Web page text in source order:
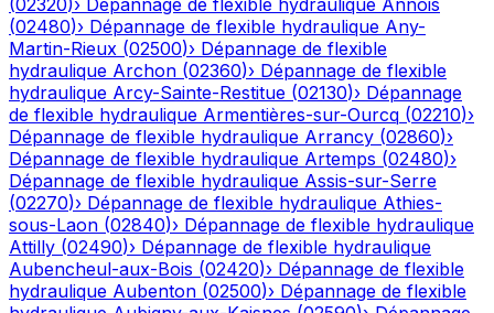
(02320)› Dépannage de flexible hydraulique Annois
(02480)› Dépannage de flexible hydraulique Any-
Martin-Rieux (02500)› Dépannage de flexible
hydraulique Archon (02360)› Dépannage de flexible
hydraulique Arcy-Sainte-Restitue (02130)› Dépannage
de flexible hydraulique Armentières-sur-Ourcq (02210)›
Dépannage de flexible hydraulique Arrancy (02860)›
Dépannage de flexible hydraulique Artemps (02480)›
Dépannage de flexible hydraulique Assis-sur-Serre
(02270)› Dépannage de flexible hydraulique Athies-
sous-Laon (02840)› Dépannage de flexible hydraulique
Attilly (02490)› Dépannage de flexible hydraulique
Aubencheul-aux-Bois (02420)› Dépannage de flexible
hydraulique Aubenton (02500)› Dépannage de flexible